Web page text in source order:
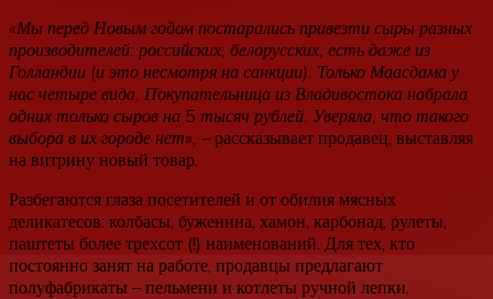
«Мы перед Новым годом постарались привезти сыры разных
производителей: российских, белорусских, есть даже из
Голландии (и это несмотря на санкции). Только Маасдама у
нас четыре вида. Покупательница из Владивостока набрала
одних только сыров на 5 тысяч рублей. Уверяла, что такого
выбора в их городе нет», – рассказывает продавец, выставляя
на витрину новый товар.
Разбегаются глаза посетителей и от обилия мясных
деликатесов: колбасы, буженина, хамон, карбонад, рулеты,
паштеты более трехсот (!) наименований. Для тех, кто
постоянно занят на работе, продавцы предлагают
полуфабрикаты – пельмени и котлеты ручной лепки.